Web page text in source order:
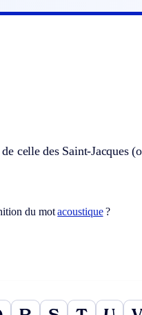
celle des Saint-Jacques
du motacoustique?